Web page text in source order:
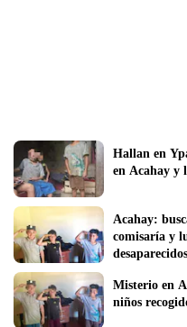
Hallan en
en Acahay y
Acahay:
comisaría y
Misterio en
niños